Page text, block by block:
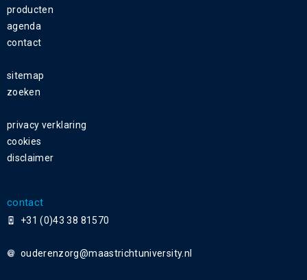
producten
agenda
contact
sitemap
zoeken
privacy verklaring
cookies
disclaimer
contact
+31 (0)43 38 81570
ouderenzorg